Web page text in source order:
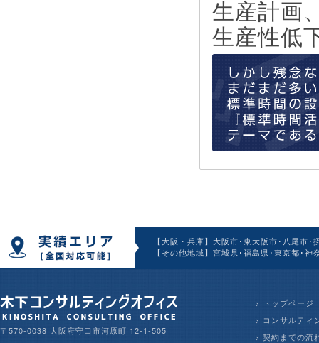
生産計画
生産性低
【大阪・兵庫】大阪市･東大阪市･八尾市
【その他地域】宮城県･福島県･東京都･
〒570-0038 大阪府守口市河原町 12-1-505
>
トップページ
> コンサルティ
> 契約までの流